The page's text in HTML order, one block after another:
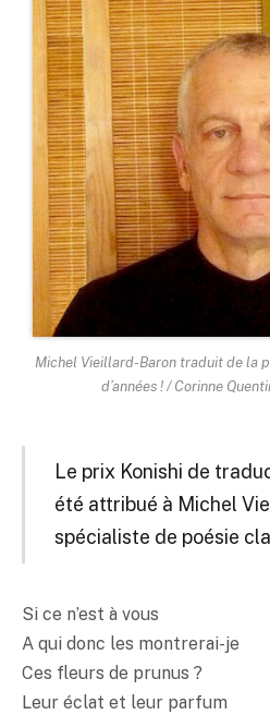
Michel Vieillard-Baron traduit de la
d’années ! / Corinne
Le prix Konishi de
été attribué à Michel
spécialiste de poésie
Si ce n’est à vous
A qui donc les montrerai-je
Ces fleurs de prunus ?
Leur éclat et leur parfum